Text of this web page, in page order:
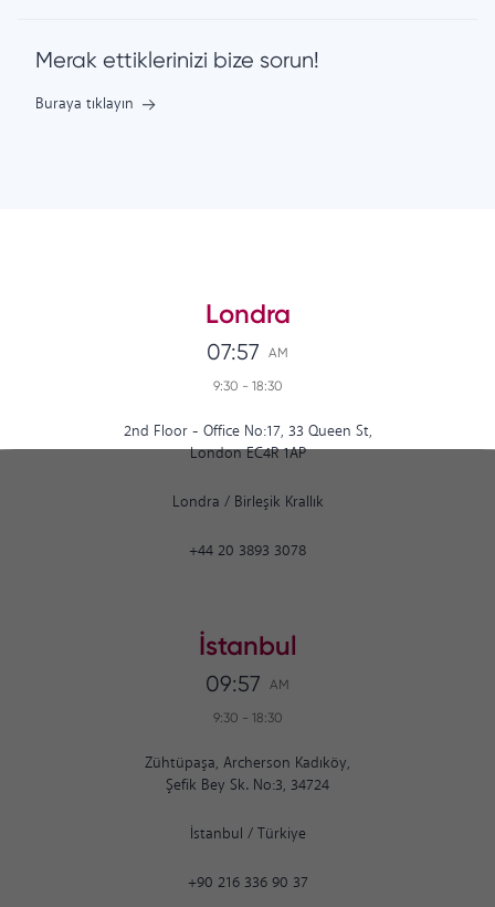
Merak ettiklerinizi bize sorun!
Buraya tıklayın
Londra
07:57 AM
9:30 - 18:30
2nd Floor - Office No:17, 33 Queen St,
London EC4R 1AP
Londra / Birleşik Krallık
+44 20 3893 3078
İstanbul
09:57 AM
9:30 - 18:30
Zühtüpaşa, Archerson Kadıköy,
Şefik Bey Sk. No:3, 34724
İstanbul / Türkiye
+90 216 336 90 37